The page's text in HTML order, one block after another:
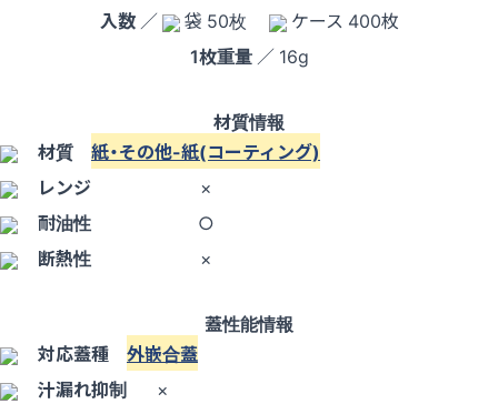
入数／ 袋 50枚
ケース 400枚
1枚重量／ 16g
材質情報
材質 紙・その他-紙(コーティング)
レンジ
×
耐油性
○
断熱性
×
蓋性能情報
対応蓋種 外嵌合蓋
汁漏れ抑制
×